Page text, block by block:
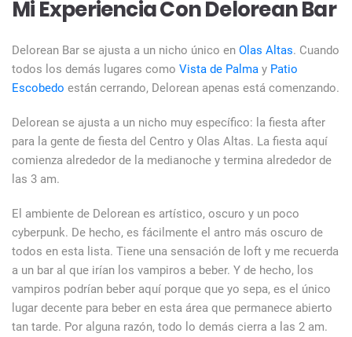
Mi Experiencia Con Delorean Bar
Delorean Bar se ajusta a un nicho único en Olas Altas. Cuando
todos los demás lugares como Vista de Palma y Patio
Escobedo están cerrando, Delorean apenas está comenzando.
Delorean se ajusta a un nicho muy específico: la fiesta after
para la gente de fiesta del Centro y Olas Altas. La fiesta aquí
comienza alrededor de la medianoche y termina alrededor de
las 3 am.
El ambiente de Delorean es artístico, oscuro y un poco
cyberpunk. De hecho, es fácilmente el antro más oscuro de
todos en esta lista. Tiene una sensación de loft y me recuerda
a un bar al que irían los vampiros a beber. Y de hecho, los
vampiros podrían beber aquí porque que yo sepa, es el único
lugar decente para beber en esta área que permanece abierto
tan tarde. Por alguna razón, todo lo demás cierra a las 2 am.